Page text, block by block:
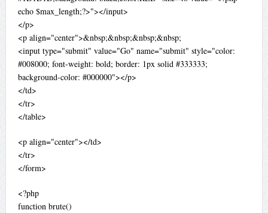
echo $max_length;?>"></input>
</p>
<p align="center">&nbsp;&nbsp;&nbsp;&nbsp;
<input type="submit" value="Go" name="submit" style="color:
#008000; font-weight: bold; border: 1px solid #333333;
background-color: #000000"></p>
</td>
</tr>
</table>
<p align="center"></td>
</tr>
</form>
<?php
function brute()